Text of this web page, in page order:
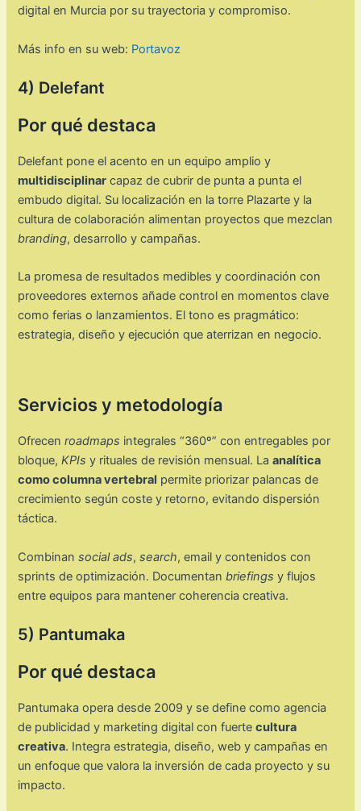
digital en Murcia por su trayectoria y compromiso.
Más info en su web: Portavoz
4) Delefant
Por qué destaca
Delefant pone el acento en un equipo amplio y
multidisciplinar capaz de cubrir de punta a punta el
embudo digital. Su localización en la torre Plazarte y la
cultura de colaboración alimentan proyectos que mezclan
branding, desarrollo y campañas.
La promesa de resultados medibles y coordinación con
proveedores externos añade control en momentos clave
como ferias o lanzamientos. El tono es pragmático:
estrategia, diseño y ejecución que aterrizan en negocio.
Servicios y metodología
Ofrecenroadmaps integrales “360º” con entregables por
bloque,KPIs y rituales de revisión mensual. Laanalítica
como columna vertebral permite priorizar palancas de
crecimiento según coste y retorno, evitando dispersión
táctica.
Combinansocial ads,search, email y contenidos con
sprints de optimización. Documentanbriefings y flujos
entre equipos para mantener coherencia creativa.
5) Pantumaka
Por qué destaca
Pantumaka opera desde 2009 y se define como agencia
de publicidad y marketing digital con fuertecultura
creativa. Integra estrategia, diseño, web y campañas en
un enfoque que valora la inversión de cada proyecto y su
impacto.